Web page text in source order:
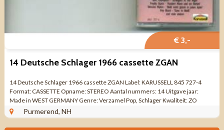
€ 3,-
14 Deutsche Schlager 1966 cassette ZGAN
14 Deutsche Schlager 1966 cassette ZGAN Label: KARUSSELL 845 727-4
Format: CASSETTE Opname: STEREO Aantal nummers: 14 Uitgave jaar:
Made in WEST GERMANY Genre: Verzamel Pop, Schlager Kwaliteit: ZO
GOED ALS NIEUW SEITE 1 1. ...
Purmerend, NH